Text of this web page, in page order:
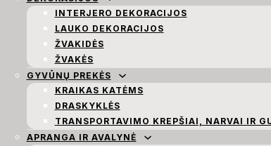
INTERJERO DEKORACIJOS
LAUKO DEKORACIJOS
ŽVAKIDĖS
ŽVAKĖS
GYVŪNŲ PREKĖS
KRAIKAS KATĖMS
DRASKYKLĖS
TRANSPORTAVIMO KREPŠIAI, NARVAI IR
APRANGA IR AVALYNĖ